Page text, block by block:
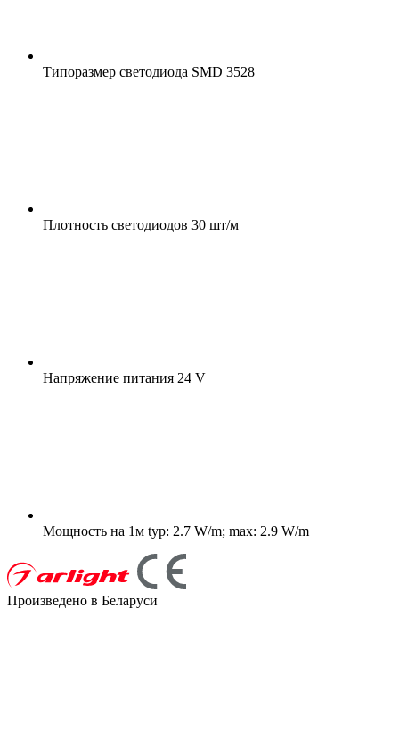
Типоразмер светодиода SMD 3528
Плотность светодиодов 30 шт/м
Напряжение питания 24 V
Мощность на 1м typ: 2.7 W/m; max: 2.9 W/m
Произведено в Беларуси